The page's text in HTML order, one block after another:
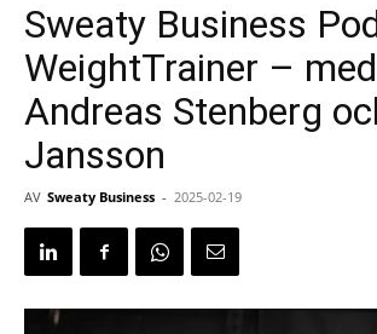
Sweaty Business
WeightTrainer – med
Andreas Stenberg
Jansson
AV Sweaty Business - 2025-02-19